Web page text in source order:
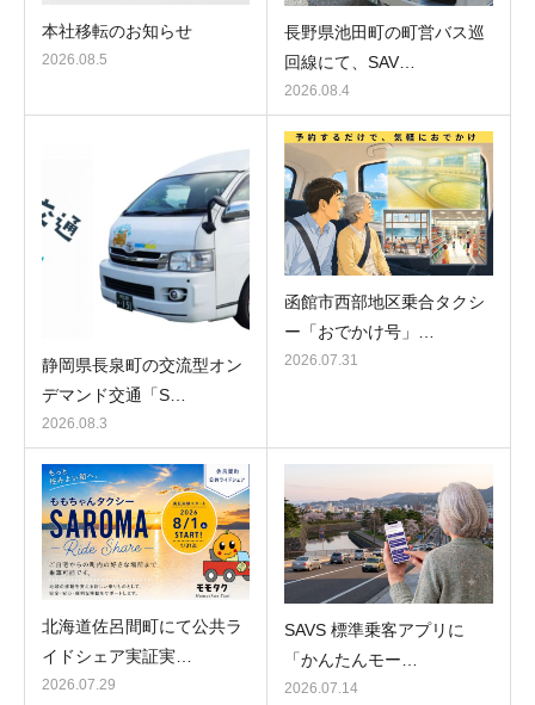
本社移転のお知らせ
2026.08.5
長野県池田町の町営バス巡
回線にて、SAV…
2026.08.4
静岡県長泉町の交流型オン
デマンド交通「S…
2026.08.3
函館市西部地区乗合タクシ
ー「おでかけ号」…
2026.07.31
北海道佐呂間町にて公共ラ
イドシェア実証実…
2026.07.29
SAVS 標準乗客アプリに
「かんたんモー…
2026.07.14